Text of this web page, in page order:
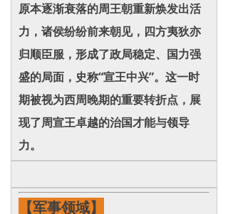
原本逐渐衰落的周王朝重新焕发出活
力，诸侯纷纷前来朝见，四方夷狄亦
归顺臣服，形成了政局稳定、国力强
盛的局面，史称“宣王中兴”。这一时
期被视为西周晚期的重要转折点，展
现了周宣王卓越的治国才能与领导
力。
【军事领域】